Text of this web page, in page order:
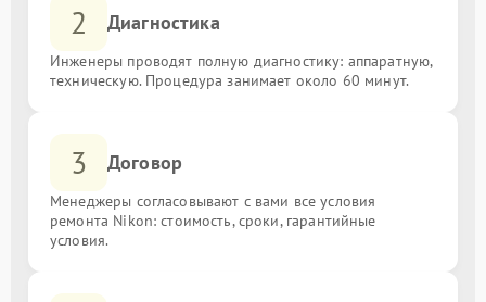
2 Диагностика
Инженеры проводят полную диагностику: аппаратную,
техническую. Процедура занимает около 60 минут.
3 Договор
Менеджеры согласовывают с вами все условия
ремонта Nikon: стоимость, сроки, гарантийные
условия.